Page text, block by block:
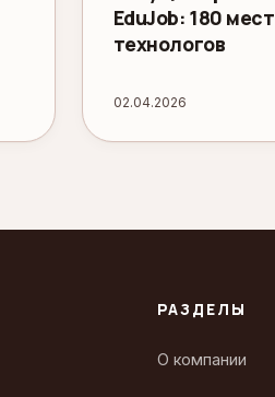
EduJob: 180
технологов
02.04.2026
РАЗДЕЛЫ
О компании